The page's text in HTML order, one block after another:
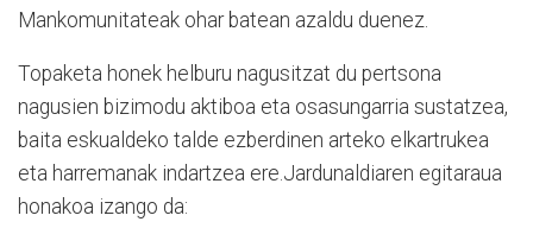
Mankomunitateak ohar batean azaldu duenez.
Topaketa honek helburu nagusitzat du pertsona
nagusien bizimodu aktiboa eta osasungarria sustatzea,
baita eskualdeko talde ezberdinen arteko elkartrukea
eta harremanak indartzea ere.Jardunaldiaren egitaraua
honakoa izango da: